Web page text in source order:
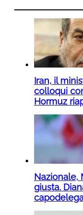
Iran, il
colloqui
Hormuz
Nazionale,
giusta.